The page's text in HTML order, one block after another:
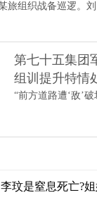
旅组织战备巡逻。
第七十五集团
组训提升特情
玟是窒息死亡?